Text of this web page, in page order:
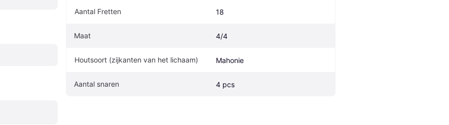
Aantal Fretten 18
Maat 4/4
Houtsoort (zijkanten van het lichaam) Mahonie
Aantal snaren 4 pcs